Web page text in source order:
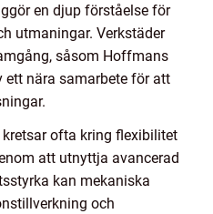
en djup förståelse för
utmaningar. Verkstäder
såsom Hoffmans
ett nära samarbete för att
ofta kring flexibilitet
att utnyttja avancerad
kan mekaniska
och